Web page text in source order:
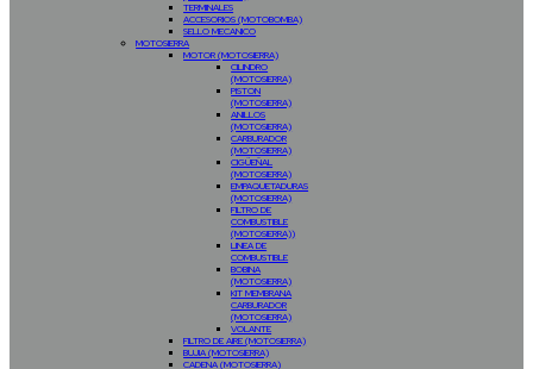
TERMINALES
ACCESORIOS (MOTOBOMBA)
SELLO MECANICO
MOTOSIERRA
MOTOR (MOTOSIERRA)
CILINDRO
(MOTOSIERRA)
PISTON
(MOTOSIERRA)
ANILLOS
(MOTOSIERRA)
CARBURADOR
(MOTOSIERRA)
CIGÜEÑAL
(MOTOSIERRA)
EMPAQUETADURAS
(MOTOSIERRA)
FILTRO DE
COMBUSTIBLE
(MOTOSIERRA))
LINEA DE
COMBUSTIBLE
BOBINA
(MOTOSIERRA)
KIT MEMBRANA
CARBURADOR
(MOTOSIERRA)
VOLANTE
FILTRO DE AIRE (MOTOSIERRA)
BUJIA (MOTOSIERRA)
CADENA (MOTOSIERRA)